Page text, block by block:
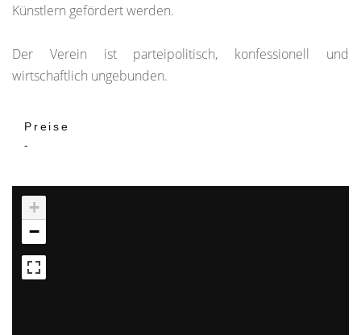
Künstlern gefördert werden.
Der Verein ist parteipolitisch, konfessionell und
wirtschaftlich ungebunden.
Preise
-
+
−